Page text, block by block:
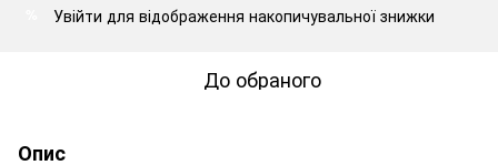
Увійти для відображення накопичувальної знижки
До обраного
Опис